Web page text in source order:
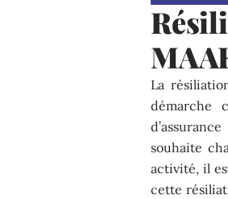
La
démarche
souhaite
activité, il
cette